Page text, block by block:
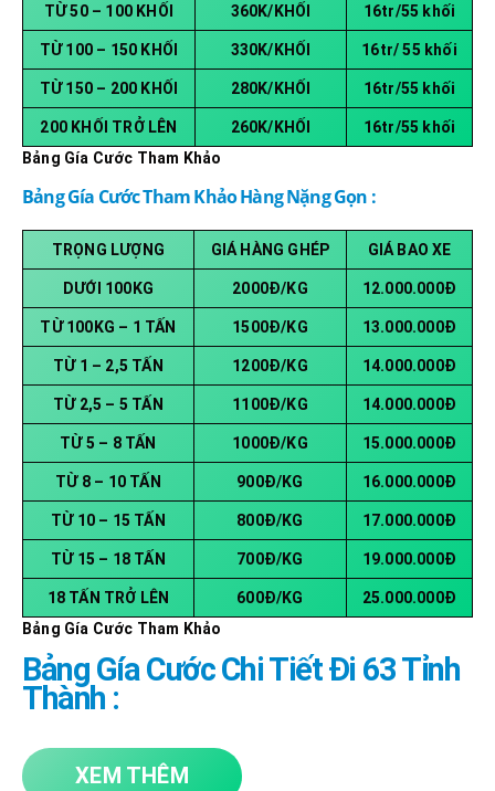
TỪ 50 – 100 KHỐI 360K/KHỐI 16tr/55 khối
TỪ 100 – 150 KHỐI 330K/KHỐI 16tr/ 55 khối
TỪ 150 – 200 KHỐI 280K/KHỐI 16tr/55 khối
200 KHỐI TRỞ LÊN 260K/KHỐI
16tr/55 khối
Bảng Gía Cước Tham Khảo
Bảng Gía Cước Tham Khảo Hàng Nặng Gọn :
TRỌNG LƯỢNG GIÁ HÀNG GHÉP GIÁ BAO XE
DƯỚI 100KG 2000Đ/KG 12.000.000Đ
TỪ 100KG – 1 TẤN 1500Đ/KG 13.000.000Đ
TỪ 1 – 2,5 TẤN 1200Đ/KG 14.000.000Đ
TỪ 2,5 – 5 TẤN 1100Đ/KG 14.000.000Đ
TỪ 5 – 8 TẤN 1000Đ/KG 15.000.000Đ
TỪ 8 – 10 TẤN 900Đ/KG 16.000.000Đ
TỪ 10 – 15 TẤN 800Đ/KG 17.000.000Đ
TỪ 15 – 18 TẤN 700Đ/KG 19.000.000Đ
18 TẤN TRỞ LÊN 600Đ/KG
25.000.000Đ
Bảng Gía Cước Tham Khảo
Bảng Gía Cước Chi Tiết Đi 63 Tỉnh
Thành :
XEM THÊM